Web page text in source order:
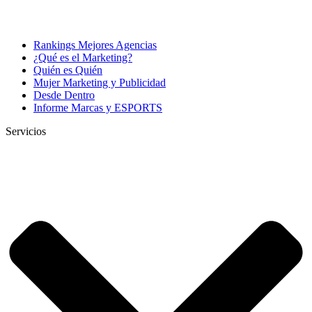
Rankings Mejores Agencias
¿Qué es el Marketing?
Quién es Quién
Mujer Marketing y Publicidad
Desde Dentro
Informe Marcas y ESPORTS
Servicios